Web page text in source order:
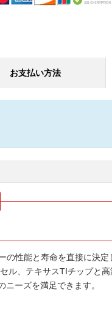
お支払い方法
性能と寿命を直接に決
ル、テキサスTIチップと
ーズを満足できます。